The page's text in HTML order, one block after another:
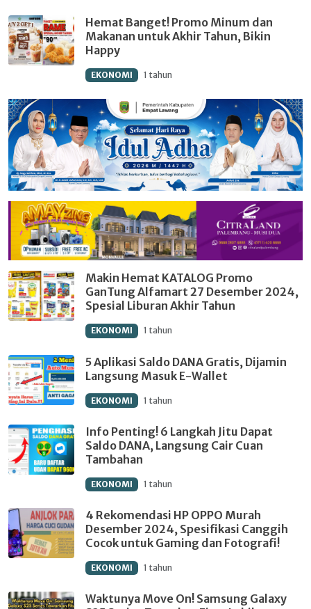
Hemat Banget! Promo Minum dan
Makanan untuk Akhir Tahun, Bikin
Happy
EKONOMI 1 tahun
Makin Hemat KATALOG Promo
GanTung Alfamart 27 Desember 2024,
Spesial Liburan Akhir Tahun
EKONOMI 1 tahun
5 Aplikasi Saldo DANA Gratis, Dijamin
Langsung Masuk E-Wallet
EKONOMI 1 tahun
Info Penting! 6 Langkah Jitu Dapat
Saldo DANA, Langsung Cair Cuan
Tambahan
EKONOMI 1 tahun
4 Rekomendasi HP OPPO Murah
Desember 2024, Spesifikasi Canggih
Cocok untuk Gaming dan Fotografi!
EKONOMI 1 tahun
Waktunya Move On! Samsung Galaxy